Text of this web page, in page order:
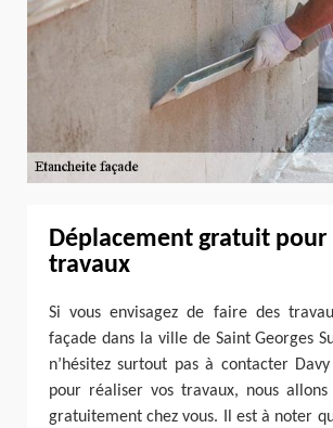
Déplacement gratuit pour
travaux
Si vous envisagez de faire des
façade dans la ville de Saint Georges
n’hésitez surtout pas à contacter
pour réaliser vos travaux, nous allons
gratuitement chez vous. Il est à noter